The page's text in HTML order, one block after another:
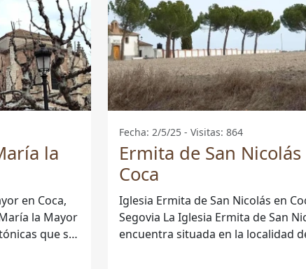
la
en Coca,
que se
Fecha: 2/5/25 - Visitas: 864
Ermita de San Nicolás
Coca
Iglesia Ermita de San Nicolás en
Segovia La Iglesia Ermita de San Nicolás se
encuentra situada en la localidad